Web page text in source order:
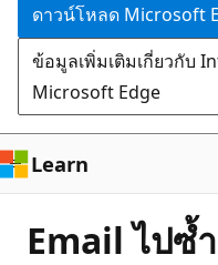
ดาวน์โหลด Microsoft
ข้อมูลเพิ่มเติมเกี่ยวกับ
Microsoft Edge
Learn
Email ไปซ้